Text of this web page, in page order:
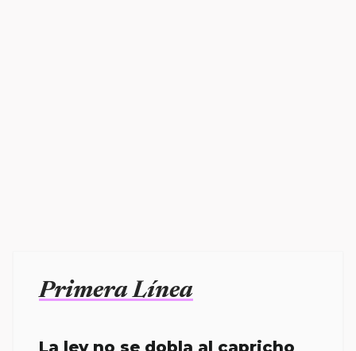
Primera Línea
La ley no se dobla al capricho